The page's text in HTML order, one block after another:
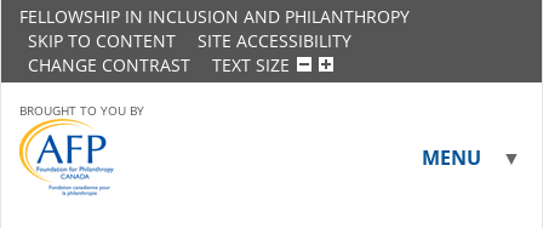
FELLOWSHIP IN INCLUSION AND PHILANTHROPY
SKIP TO CONTENT
SITE ACCESSIBILITY
CHANGE CONTRAST
TEXT SIZE
BROUGHT TO YOU BY
MENU ▼